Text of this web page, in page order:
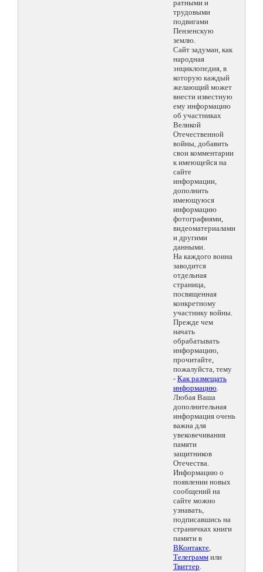
ратными и
трудовыми
подвигами
Пензенскую
землю.
Сайт задуман, как
народная
энциклопедия, в
которую каждый
желающий может
внести известную
ему информацию
об участниках
Великой
Отечественной
войны, добавить
свои комментарии
к имеющейся на
сайте
информации,
дополнить
имеющуюся
информацию
фотографиями,
видеоматериалами
и другими
данными.
На каждого воина
заводится
отдельная
страница,
посвященная
конкретному
участнику войны.
Прежде чем
начать
обрабатывать
информацию,
прочитайте,
пожалуйста, тему
- Как размещать
информацию.
Любая Ваша
дополнительная
информация очень
важна для
увековечивания
памяти
защитников
Отечества.
Информацию о
появлении новых
сообщений на
сайте можно
узнавать,
подписавшись на
страничках книги
памяти в
ВКонтакте,
Телеграмм или
Твиттер.